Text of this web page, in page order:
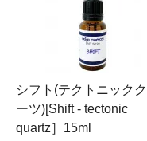
シフト(テクトニック
ーツ)[Shift - tectonic
quartz］15ml